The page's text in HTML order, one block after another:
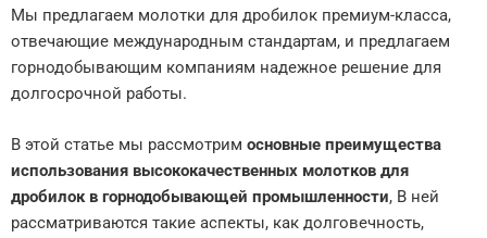
Мы предлагаем молотки для дробилок премиум-класса,
отвечающие международным стандартам, и предлагаем
горнодобывающим компаниям надежное решение для
долгосрочной работы.
В этой статье мы рассмотрим основные преимущества
использования высококачественных молотков для
дробилок в горнодобывающей промышленности, В ней
рассматриваются такие аспекты, как долговечность,